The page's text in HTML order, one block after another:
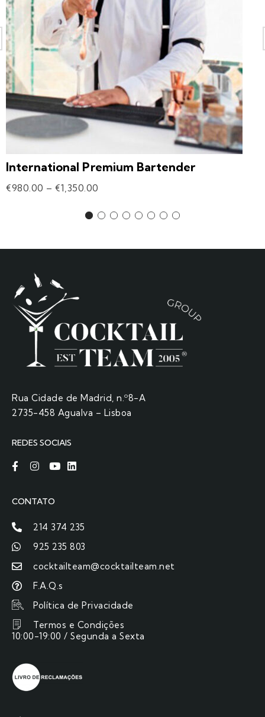
International Premium Bartender
€980.00 – €1,350.00
Rua Cidade de Madrid, n.º8-A
2735-458 Agualva – Lisboa
REDES SOCIAIS
CONTATO
214 374 235
925 235 803
cocktailteam@cocktailteam.net
F.A.Q.s
Política de Privacidade
Termos e Condições
10:00-19:00 / Segunda a Sexta